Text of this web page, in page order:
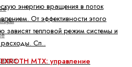
энергию вращения в поток
От эффективности этого
тепловой режим системы и
Сп..
MTX: управление